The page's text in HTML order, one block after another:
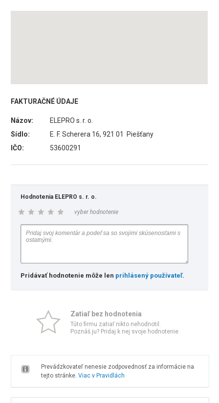
FAKTURAČNÉ ÚDAJE
Názov:
ELEPRO s. r. o.
Sídlo:
E. F. Scherera 16, 921 01 Piešťany
IČO:
53600291
Hodnotenia ELEPRO s. r. o.
vyber hodnotenie
Pridávať hodnotenie môže len prihlásený používateľ.
Zatiaľ bez hodnotenia
Túto firmu zatiaľ nikto nehodnotil.
Poznáš ju? Pridaj k nej svoje hodnotenie.
Prevádzkovateľ nenesie zodpovednosť za informácie na
tejto stránke. Viac v Pravidlách